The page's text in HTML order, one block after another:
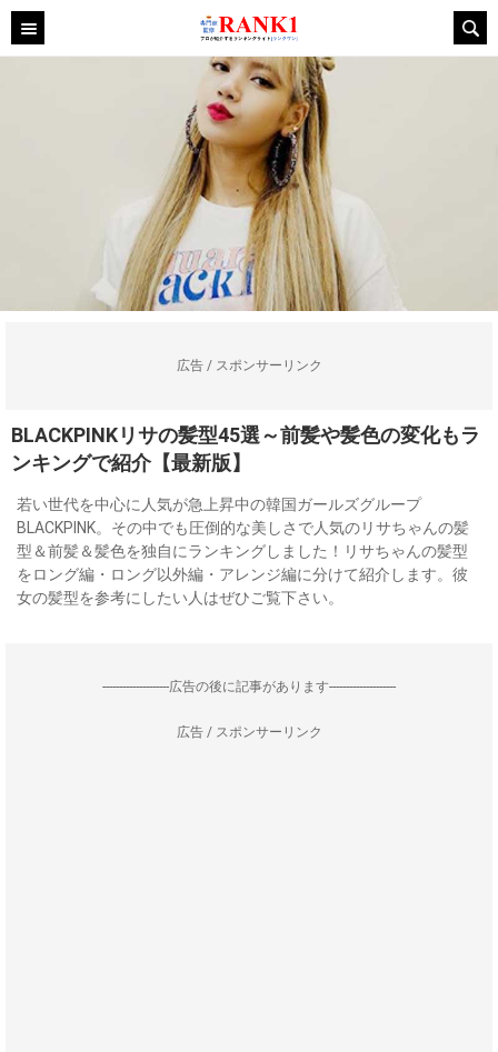
広告 / スポンサーリンク
BLACKPINKリサの髪型45選～前髪や髪色の変化もラ
ンキングで紹介【最新版】
若い世代を中心に人気が急上昇中の韓国ガールズグループ
BLACKPINK。その中でも圧倒的な美しさで人気のリサちゃんの髪
型＆前髪＆髪色を独自にランキングしました！リサちゃんの髪型
をロング編・ロング以外編・アレンジ編に分けて紹介します。彼
女の髪型を参考にしたい人はぜひご覧下さい。
--------------------広告の後に記事があります--------------------
広告 / スポンサーリンク